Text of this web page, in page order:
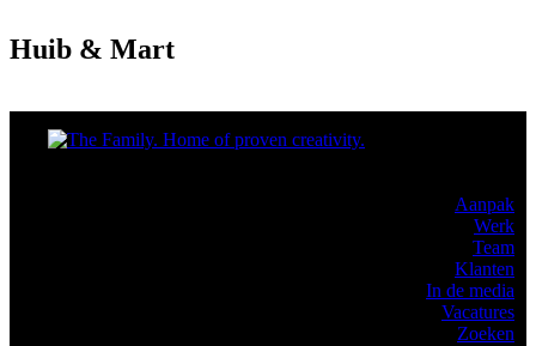
Huib & Mart
Aanpak
Werk
Team
Klanten
In de media
Vacatures
Zoeken